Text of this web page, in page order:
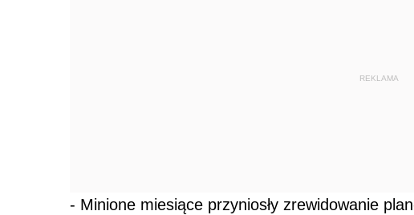
REKLAMA
- Minione miesiące przyniosły zrewidowanie